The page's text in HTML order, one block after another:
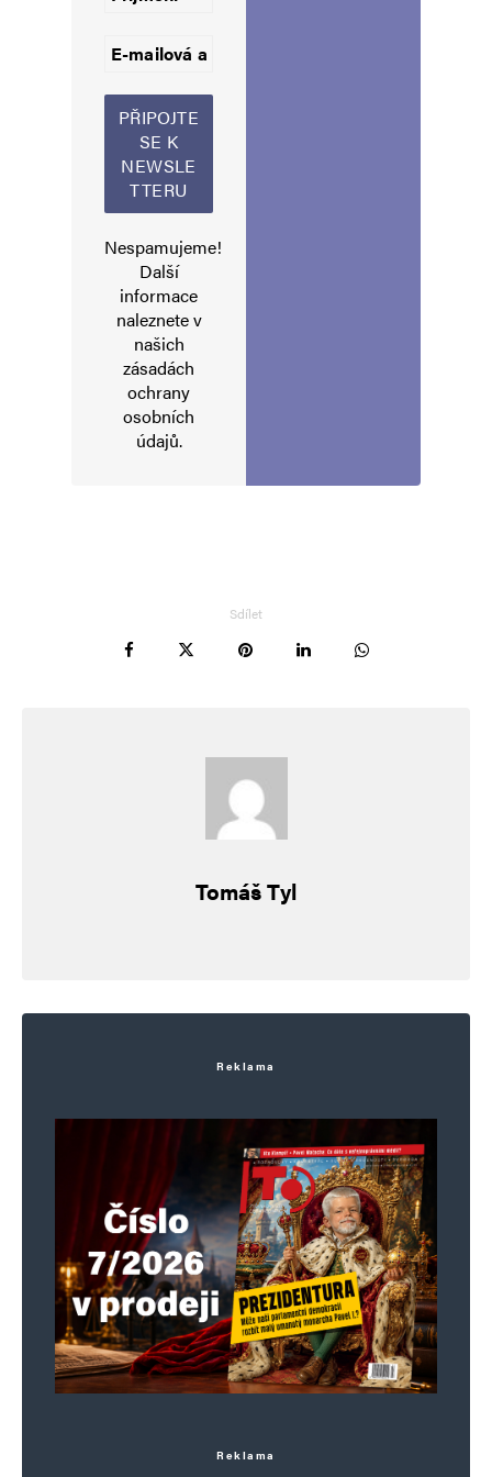
e) Viz a)b)
Navigace pro komentáře
Starší komentáře
Napsat komentář
Vaše e-mailová adresa nebude zveřejněna.
Informujte mě o nových komentářích e-mailem.
Nespamujeme!
Další
informace
naleznete v
našich
zásadách
ochrany
osobních
údajů.
Sdílet
Tomáš Tyl
Reklama
Reklama